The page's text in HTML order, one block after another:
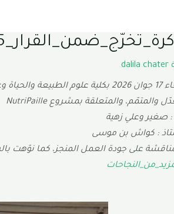
dalila chater
تمّت بتاريخ الأربعاء 17 جوان 2026
: صغير وعلي زهية
: كواش بن موسى
على جودة العمل المنجز، كما نوّهت